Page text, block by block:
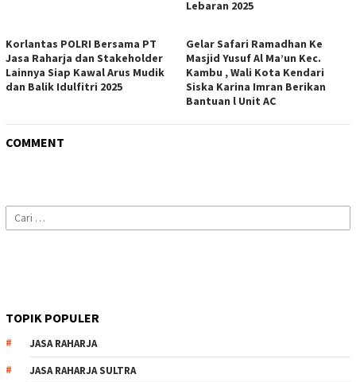
Lebaran 2025
Korlantas POLRI Bersama PT
Jasa Raharja dan Stakeholder
Lainnya Siap Kawal Arus Mudik
dan Balik Idulfitri 2025
Gelar Safari Ramadhan Ke
Masjid Yusuf Al Ma’un Kec.
Kambu , Wali Kota Kendari
Siska Karina Imran Berikan
Bantuan l Unit AC
COMMENT
Cari
untuk:
TOPIK POPULER
JASA RAHARJA
JASA RAHARJA SULTRA